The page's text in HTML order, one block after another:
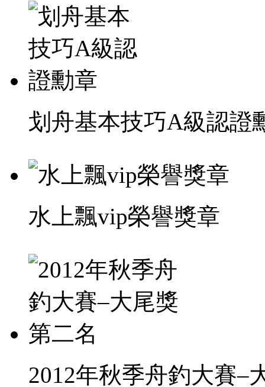
划舟基本技巧A級認證
水上飄vip榮譽獎章
2012年秋季舟釣大賽–